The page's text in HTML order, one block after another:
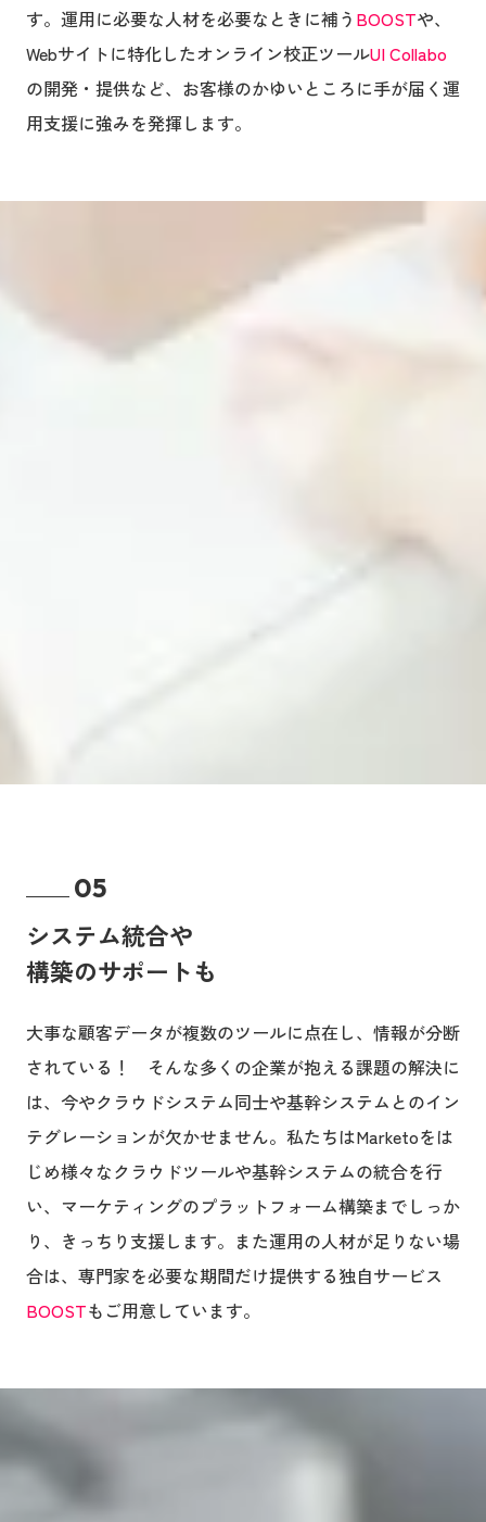
す。運用に必要な人材を必要なときに補う BOOSTや、
Webサイトに特化したオンライン校正ツールUI Collabo
の開発・提供など、お客様のかゆいところに手が届く運
用支援に強みを発揮します。
05
システム統合や
構築のサポートも
大事な顧客データが複数のツールに点在し、情報が分断
されている！ そんな多くの企業が抱える課題の解決に
は、今やクラウドシステム同士や基幹システムとのイン
テグレーションが欠かせません。私たちはMarketoをは
じめ様々なクラウドツールや基幹システムの統合を行
い、マーケティングのプラットフォーム構築までしっか
り、きっちり支援します。また運用の人材が足りない場
合は、専門家を必要な期間だけ提供する独自サービス
BOOSTもご用意しています。